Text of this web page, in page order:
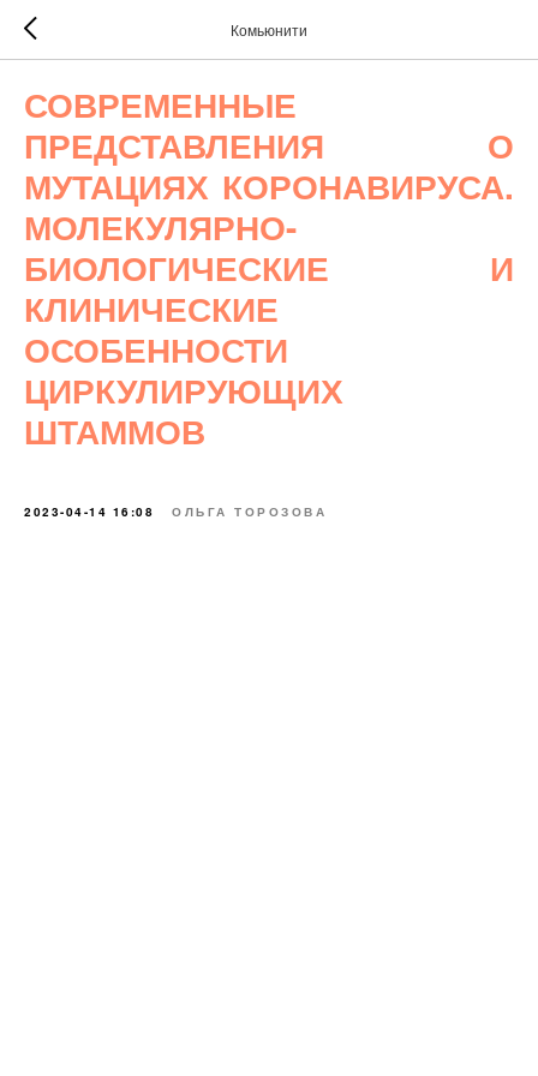
Комьюнити
СОВРЕМЕННЫЕ
ПРЕДСТАВЛЕНИЯ О
МУТАЦИЯХ КОРОНАВИРУСА.
МОЛЕКУЛЯРНО-
БИОЛОГИЧЕСКИЕ И
КЛИНИЧЕСКИЕ
ОСОБЕННОСТИ
ЦИРКУЛИРУЮЩИХ
ШТАММОВ
2023-04-14 16:08 ОЛЬГА ТОРОЗОВА